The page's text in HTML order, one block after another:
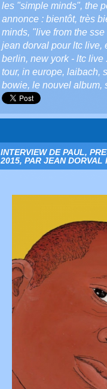
les "simple minds", the
annonce : bientôt, très
minds, "live from the
jean dorval pour ltc live,
berlin, new york - ltc live
tour, in europe, laibach,
bowie, le nouvel album,
INTERVIEW DE PAUL,
2015, PAR JEAN DORVAL